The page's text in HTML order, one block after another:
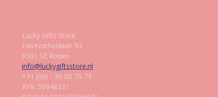
Lucky Gifts Store
Havezathenlaan 93
9301 SE Roden
info@luckygiftsstore.nl
+31 (0)6 - 30 60 79 73
KVK: 59948531